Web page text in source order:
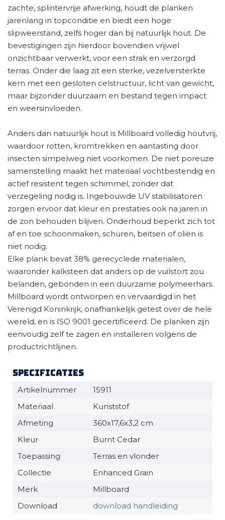
zachte, splintervrije afwerking, houdt de planken
jarenlang in topconditie en biedt een hoge
slipweerstand, zelfs hoger dan bij natuurlijk hout. De
bevestigingen zijn hierdoor bovendien vrijwel
onzichtbaar verwerkt, voor een strak en verzorgd
terras. Onder die laag zit een sterke, vezelversterkte
kern met een gesloten celstructuur, licht van gewicht,
maar bijzonder duurzaam en bestand tegen impact
en weersinvloeden.
Anders dan natuurlijk hout is Millboard volledig houtvrij,
waardoor rotten, kromtrekken en aantasting door
insecten simpelweg niet voorkomen. De niet poreuze
samenstelling maakt het materiaal vochtbestendig en
actief resistent tegen schimmel, zonder dat
verzegeling nodig is. Ingebouwde UV stabilisatoren
zorgen ervoor dat kleur en prestaties ook na jaren in
de zon behouden blijven. Onderhoud beperkt zich tot
af en toe schoonmaken, schuren, beitsen of oliën is
niet nodig.
Elke plank bevat 38% gerecyclede materialen,
waaronder kalksteen dat anders op de vuilstort zou
belanden, gebonden in een duurzame polymeerhars.
Millboard wordt ontworpen en vervaardigd in het
Verenigd Koninkrijk, onafhankelijk getest over de hele
wereld, en is ISO 9001 gecertificeerd. De planken zijn
eenvoudig zelf te zagen en installeren volgens de
productrichtlijnen.
Specificaties
Artikelnummer
15911
Materiaal
Kunststof
Afmeting
360x17,6x3,2 cm
Kleur
Burnt Cedar
Toepassing
Terras en vlonder
Collectie
Enhanced Grain
Merk
Millboard
Download
download handleiding